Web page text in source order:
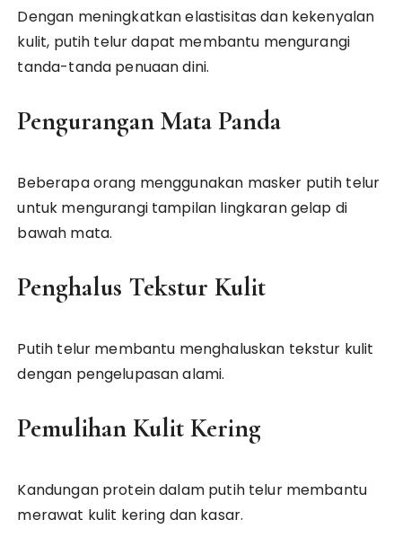
Dengan meningkatkan elastisitas dan kekenyalan
kulit, putih telur dapat membantu mengurangi
tanda-tanda penuaan dini.
Pengurangan Mata Panda
Beberapa orang menggunakan masker putih telur
untuk mengurangi tampilan lingkaran gelap di
bawah mata.
Penghalus Tekstur Kulit
Putih telur membantu menghaluskan tekstur kulit
dengan pengelupasan alami.
Pemulihan Kulit Kering
Kandungan protein dalam putih telur membantu
merawat kulit kering dan kasar.